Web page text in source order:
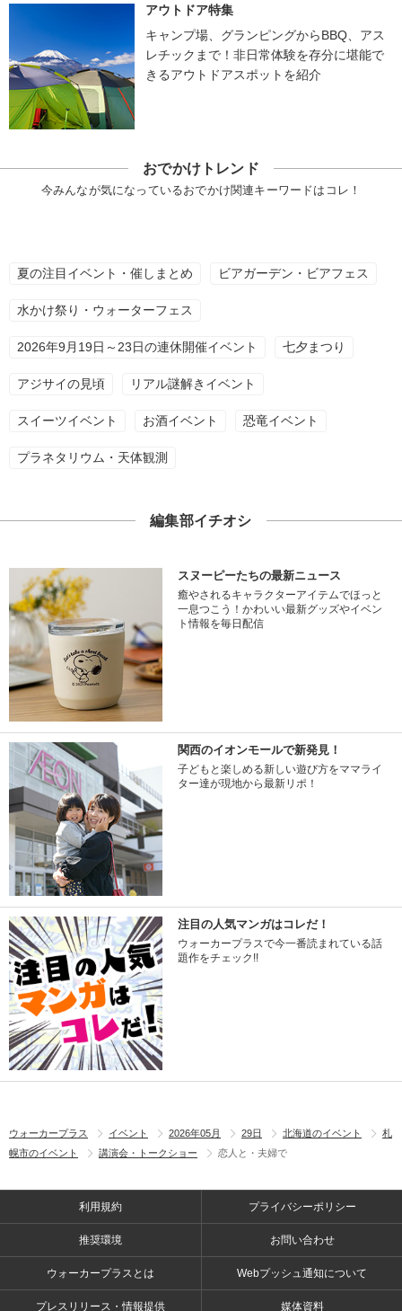
アウトドア特集
キャンプ場、グランピングからBBQ、アス
レチックまで！非日常体験を存分に堪能で
きるアウトドアスポットを紹介
おでかけトレンド
今みんなが気になっているおでかけ関連キーワードはコレ！
夏の注目イベント・催しまとめ ビアガーデン・ビアフェス
水かけ祭り・ウォーターフェス
2026年9月19日～23日の連休開催イベント 七夕まつり
アジサイの見頃 リアル謎解きイベント
スイーツイベント お酒イベント 恐竜イベント
プラネタリウム・天体観測
編集部イチオシ
スヌーピーたちの最新ニュース
癒やされるキャラクターアイテムでほっと
一息つこう！かわいい最新グッズやイベン
ト情報を毎日配信
関西のイオンモールで新発見！
子どもと楽しめる新しい遊び方をママライ
ター達が現地から最新リポ！
注目の人気マンガはコレだ！
ウォーカープラスで今一番読まれている話
題作をチェック!!
ウォーカープラス イベント 2026年05月 29日 北海道のイベント
札
幌市のイベント
講演会・トークショー 恋人と・夫婦で
利用規約 プライバシーポリシー
推奨環境 お問い合わせ
ウォーカープラスとは Webプッシュ通知について
プレスリリース・情報提供 媒体資料